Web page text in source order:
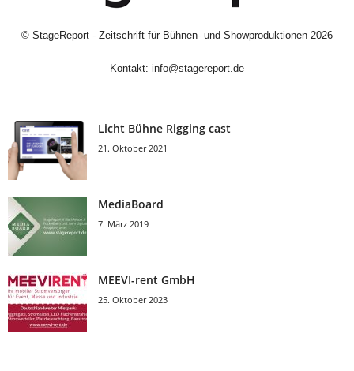
© StageReport - Zeitschrift für Bühnen- und Showproduktionen 2026
Kontakt: info@stagereport.de
Licht Bühne Rigging cast
21. Oktober 2021
MediaBoard
7. März 2019
MEEVI-rent GmbH
25. Oktober 2023